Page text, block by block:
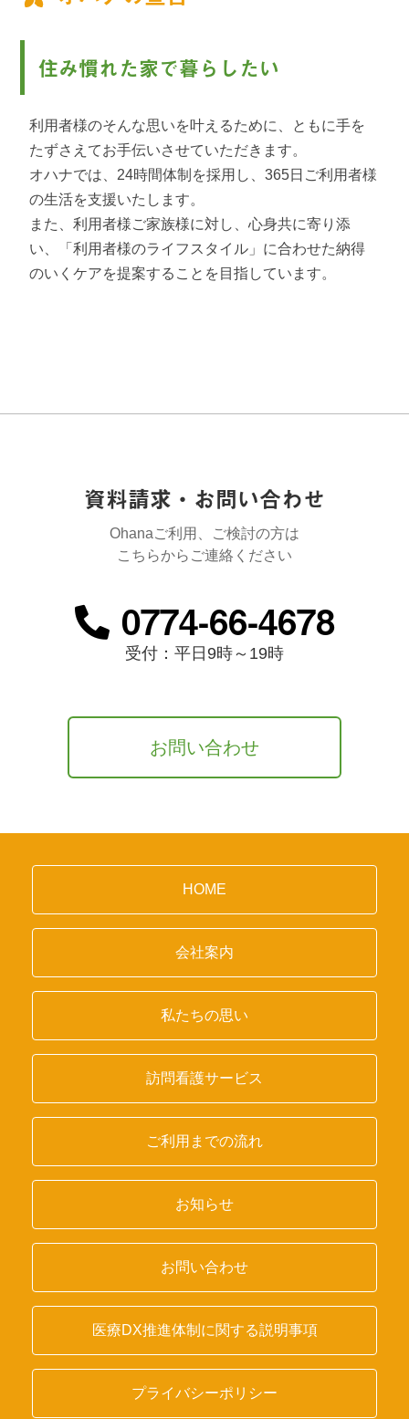
住み慣れた家で暮らしたい
利用者様のそんな思いを叶えるために、ともに手を
たずさえてお手伝いさせていただきます。
オハナでは、24時間体制を採用し、365日ご利用者様
の生活を支援いたします。
また、利用者様ご家族様に対し、心身共に寄り添
い、「利用者様のライフスタイル」に合わせた納得
のいくケアを提案することを目指しています。
資料請求・お問い合わせ
Ohanaご利用、ご検討の方は
こちらからご連絡ください
0774-66-4678
受付：平日9時～19時
お問い合わせ
HOME
会社案内
私たちの思い
訪問看護サービス
ご利用までの流れ
お知らせ
お問い合わせ
医療DX推進体制に関する説明事項
プライバシーポリシー